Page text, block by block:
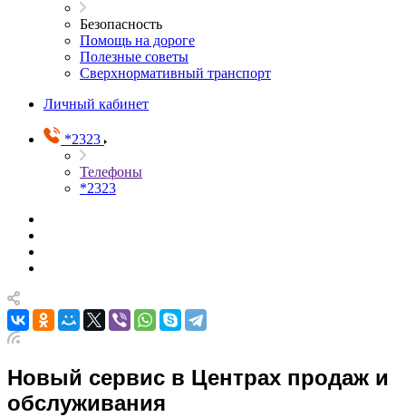
Безопасность
Помощь на дороге
Полезные советы
Сверхнормативный транспорт
Личный кабинет
*2323
Телефоны
*2323
Новый сервис в Центрах продаж и
обслуживания